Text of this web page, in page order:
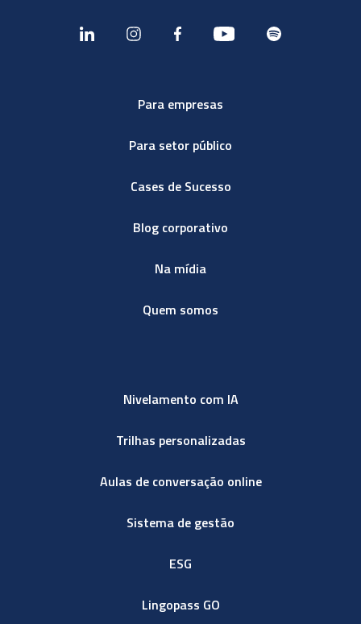
Para empresas
Para setor público
Cases de Sucesso
Blog corporativo
Na mídia
Quem somos
Nivelamento com IA
Trilhas personalizadas
Aulas de conversação online
Sistema de gestão
ESG
Lingopass GO